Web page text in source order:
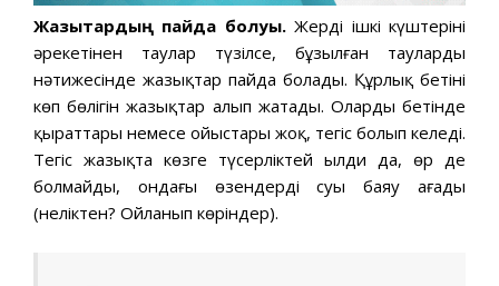
Жазықтардың пайда болуы.Жердің ішкі күштерінің
әрекетінен таулар түзілсе, бұзылған таулардың
нәтижесінде жазықтар пайда болады. Құрлық бетінің
көп бөлігін жазықтар алып жатады. Олардың бетінде
қыраттары немесе ойыстары жоқ, тегіс болып келеді.
Тегіс жазықта көзге түсерліктей ылди да, өр де
болмайды, ондағы өзендердің суы баяу ағады
(неліктен? Ойланып көріндер).